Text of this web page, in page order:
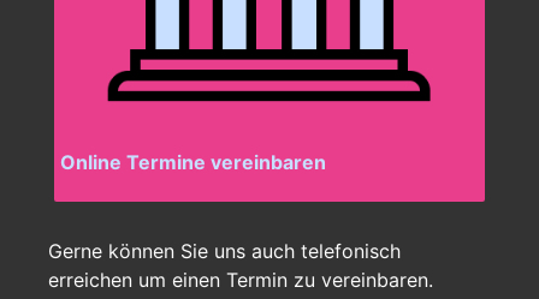
Online Termine vereinbaren
Gerne können Sie uns auch telefonisch
erreichen um einen Termin zu vereinbaren.